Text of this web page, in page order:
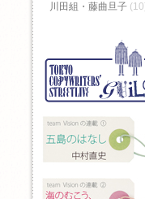
川田組・藤曲旦子